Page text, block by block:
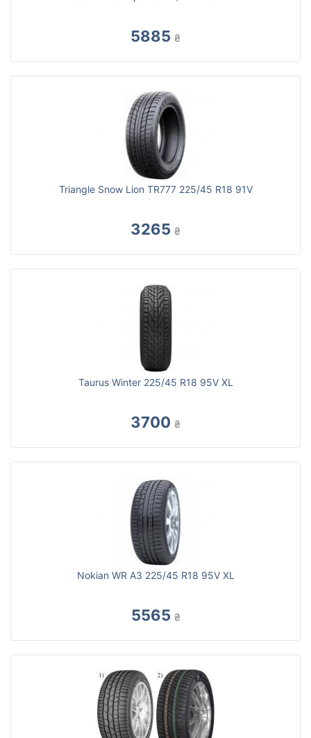
5885 ₴
Triangle Snow Lion TR777 225/45 R18 91V
3265 ₴
Taurus Winter 225/45 R18 95V XL
3700 ₴
Nokian WR A3 225/45 R18 95V XL
5565 ₴